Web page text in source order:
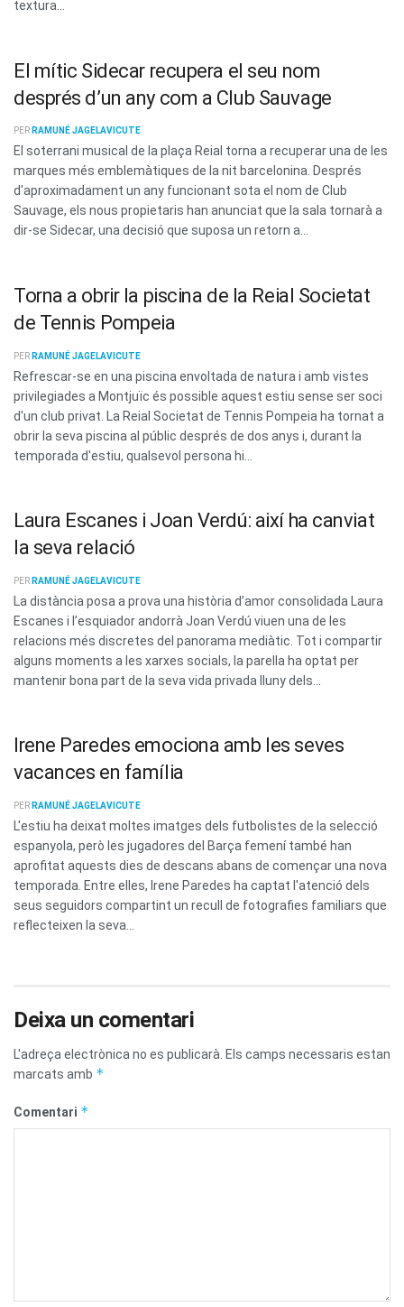
textura...
El mític Sidecar recupera el seu nom
després d’un any com a Club Sauvage
PER RAMUNÉ JAGELAVICUTE
El soterrani musical de la plaça Reial torna a recuperar una de les
marques més emblemàtiques de la nit barcelonina. Després
d'aproximadament un any funcionant sota el nom de Club
Sauvage, els nous propietaris han anunciat que la sala tornarà a
dir-se Sidecar, una decisió que suposa un retorn a...
Torna a obrir la piscina de la Reial Societat
de Tennis Pompeia
PER RAMUNÉ JAGELAVICUTE
Refrescar-se en una piscina envoltada de natura i amb vistes
privilegiades a Montjuïc és possible aquest estiu sense ser soci
d'un club privat. La Reial Societat de Tennis Pompeia ha tornat a
obrir la seva piscina al públic després de dos anys i, durant la
temporada d'estiu, qualsevol persona hi...
Laura Escanes i Joan Verdú: així ha canviat
la seva relació
PER RAMUNÉ JAGELAVICUTE
La distància posa a prova una història d’amor consolidada Laura
Escanes i l’esquiador andorrà Joan Verdú viuen una de les
relacions més discretes del panorama mediàtic. Tot i compartir
alguns moments a les xarxes socials, la parella ha optat per
mantenir bona part de la seva vida privada lluny dels...
Irene Paredes emociona amb les seves
vacances en família
PER RAMUNÉ JAGELAVICUTE
L'estiu ha deixat moltes imatges dels futbolistes de la selecció
espanyola, però les jugadores del Barça femení també han
aprofitat aquests dies de descans abans de començar una nova
temporada. Entre elles, Irene Paredes ha captat l'atenció dels
seus seguidors compartint un recull de fotografies familiars que
reflecteixen la seva...
Deixa un comentari
L'adreça electrònica no es publicarà. Els camps necessaris estan
marcats amb *
Comentari *